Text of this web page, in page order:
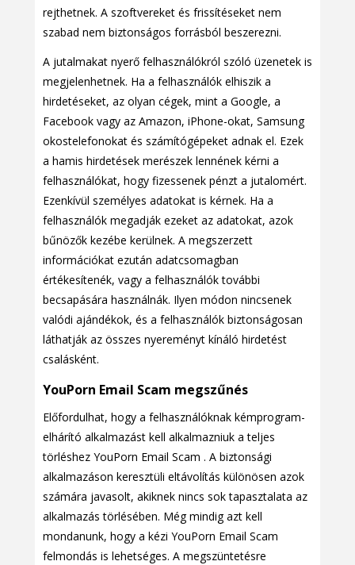
rejthetnek. A szoftvereket és frissítéseket nem
szabad nem biztonságos forrásból beszerezni.
A jutalmakat nyerő felhasználókról szóló üzenetek is
megjelenhetnek. Ha a felhasználók elhiszik a
hirdetéseket, az olyan cégek, mint a Google, a
Facebook vagy az Amazon, iPhone-okat, Samsung
okostelefonokat és számítógépeket adnak el. Ezek
a hamis hirdetések merészek lennének kérni a
felhasználókat, hogy fizessenek pénzt a jutalomért.
Ezenkívül személyes adatokat is kérnek. Ha a
felhasználók megadják ezeket az adatokat, azok
bűnözők kezébe kerülnek. A megszerzett
információkat ezután adatcsomagban
értékesítenék, vagy a felhasználók további
becsapására használnák. Ilyen módon nincsenek
valódi ajándékok, és a felhasználók biztonságosan
láthatják az összes nyereményt kínáló hirdetést
csalásként.
YouPorn Email Scam megszűnés
Előfordulhat, hogy a felhasználóknak kémprogram-
elhárító alkalmazást kell alkalmazniuk a teljes
törléshez YouPorn Email Scam . A biztonsági
alkalmazáson keresztüli eltávolítás különösen azok
számára javasolt, akiknek nincs sok tapasztalata az
alkalmazás törlésében. Még mindig azt kell
mondanunk, hogy a kézi YouPorn Email Scam
felmondás is lehetséges. A megszüntetésre